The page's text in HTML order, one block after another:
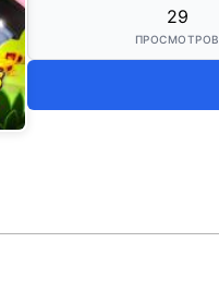
29
ПРОСМОТРОВ